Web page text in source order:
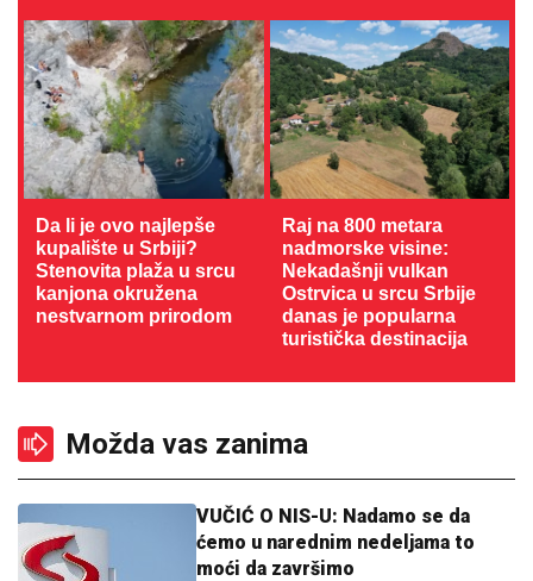
Da li je ovo najlepše
kupalište u Srbiji?
Stenovita plaža u srcu
kanjona okružena
nestvarnom prirodom
Raj na 800 metara
nadmorske visine:
Nekadašnji vulkan
Ostrvica u srcu Srbije
danas je popularna
turistička destinacija
Možda vas zanima
VUČIĆ O NIS-U: Nadamo se da
ćemo u narednim nedeljama to
moći da završimo